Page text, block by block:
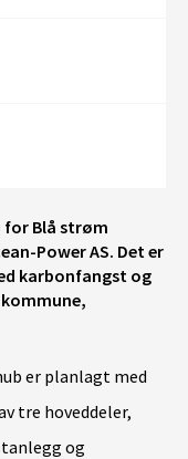
for Blå strøm
Power AS. Det er
karbonfangst og
er planlagt med
tre hoveddeler,
og